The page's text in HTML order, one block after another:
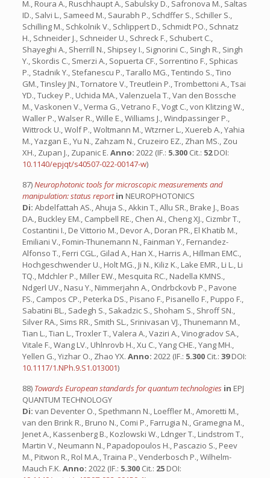
M., Roura A., Ruschhaupt A., Sabulsky D., Safronova M., Saltas
ID., Salvi L., Sameed M., Saurabh P., Schdffer S., Schiller S.,
Schilling M., Schkolnik V., Schlippert D., Schmidt PO., Schnatz
H., Schneider J., Schneider U., Schreck F., Schubert C.,
Shayeghi A., Sherrill N., Shipsey I., Signorini C., Singh R., Singh
Y., Skordis C., Smerzi A., Sopuerta CF., Sorrentino F., Sphicas
P., Stadnik Y., Stefanescu P., Tarallo MG., Tentindo S., Tino
GM., Tinsley JN., Tornatore V., Treutlein P., Trombettoni A., Tsai
YD., Tuckey P., Uchida MA., Valenzuela T., Van den Bossche
M., Vaskonen V., Verma G., Vetrano F., Vogt C., von Klitzing W.,
Waller P., Walser R., Wille E., Williams J., Windpassinger P.,
Wittrock U., Wolf P., Woltmann M., Wtzrner L., Xuereb A., Yahia
M., Yazgan E., Yu N., Zahzam N., Cruzeiro EZ., Zhan MS., Zou
XH., Zupan J., Zupanic E. Anno: 2022 (IF.: 5.300 Cit.: 52DOI:
10.1140/epjqt/s40507-022-00147-w)
87)Neurophotonic tools for microscopic measurements and
manipulation: status reportin NEUROPHOTONICS
Di: Abdelfattah AS., Ahuja S., Akkin T., Allu SR., Brake J., Boas
DA., Buckley EM., Campbell RE., Chen AI., Cheng XJ., Cizmbr T.,
Costantini I., De Vittorio M., Devor A., Doran PR., El Khatib M.,
Emiliani V., Fomin-Thunemann N., Fainman Y., Fernandez-
Alfonso T., Ferri CGL., Gilad A., Han X., Harris A., Hillman EMC.,
Hochgeschwender U., Holt MG., Ji N., Kiliz K., Lake EMR., Li L., Li
TQ., Mdchler P., Miller EW., Mesquita RC., Nadella KMNS.,
Ndgerl UV., Nasu Y., Nimmerjahn A., Ondrbckovb P., Pavone
FS., Campos CP., Peterka DS., Pisano F., Pisanello F., Puppo F.,
Sabatini BL., Sadegh S., Sakadzic S., Shoham S., Shroff SN.,
Silver RA., Sims RR., Smith SL., Srinivasan VJ., Thunemann M.,
Tian L., Tian L., Troxler T., Valera A., Vaziri A., Vinogradov SA.,
Vitale F., Wang LV., Uhlnrovb H., Xu C., Yang CHE., Yang MH.,
Yellen G., Yizhar O., Zhao YX. Anno: 2022 (IF.: 5.300 Cit.: 39DOI:
10.1117/1.NPh.9.S1.013001)
88) Towards European standards for quantum technologies in EPJ
QUANTUM TECHNOLOGY
Di: van Deventer O., Spethmann N., Loeffler M., Amoretti M.,
van den Brink R., Bruno N., Comi P., Farrugia N., Gramegna M.,
Jenet A., Kassenberg B., Kozlowski W., Ldnger T., Lindstrom T.,
Martin V., Neumann N., Papadopoulos H., Pascazio S., Peev
M., Pitwon R., Rol M.A., Traina P., Venderbosch P., Wilhelm-
Mauch F.K. Anno: 2022 (IF.: 5.300 Cit.: 25 DOI: